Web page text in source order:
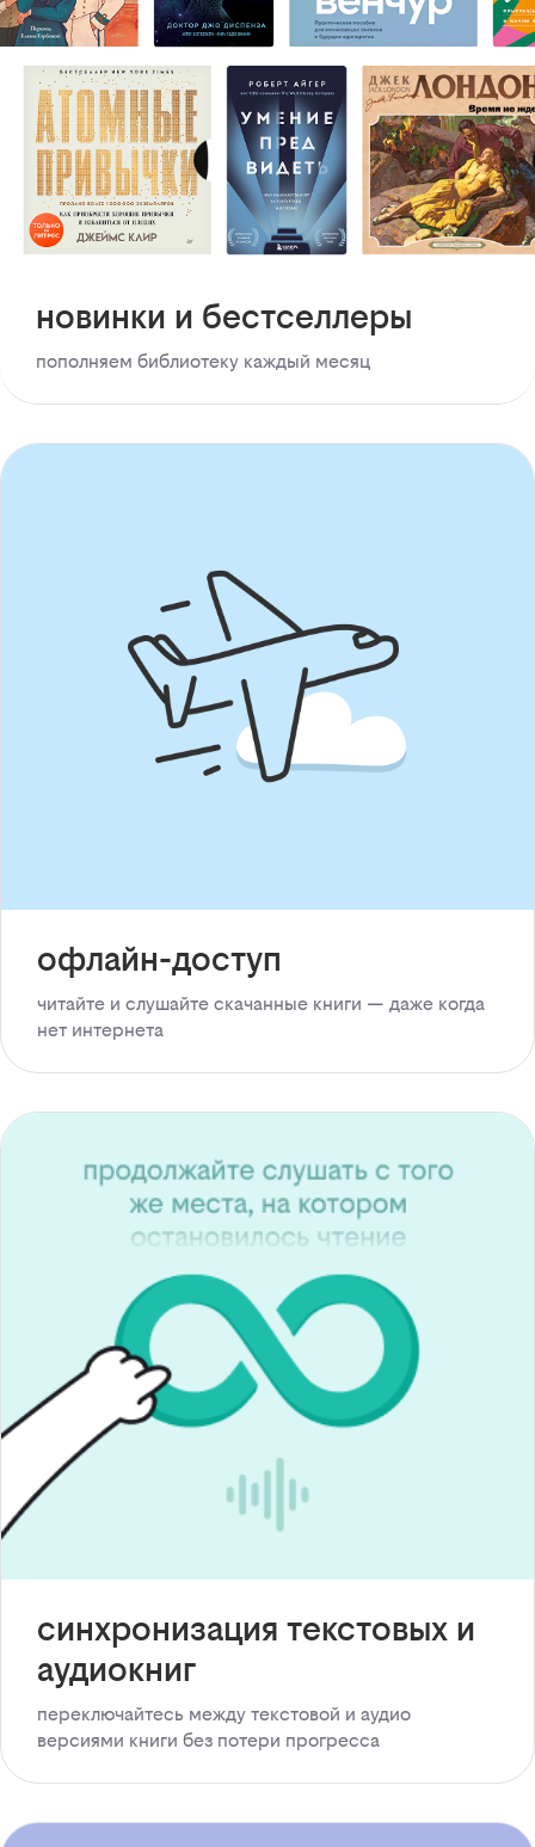
новинки и бестселлеры
пополняем библиотеку каждый месяц
офлайн-доступ
читайте и слушайте скачанные книги — даже когда
нет интернета
синхронизация текстовых и
аудиокниг
переключайтесь между текстовой и аудио
версиями книги без потери прогресса